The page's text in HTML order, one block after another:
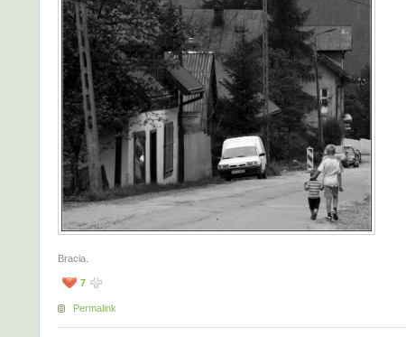
Bracia.
7
Permalink